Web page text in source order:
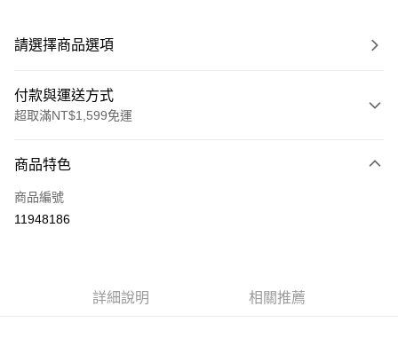
請選擇商品選項
付款與運送方式
超取滿NT$1,599免運
信用卡一次付款
超商取貨付款
商品特色
商品編號
11948186
詳細說明 相關推薦